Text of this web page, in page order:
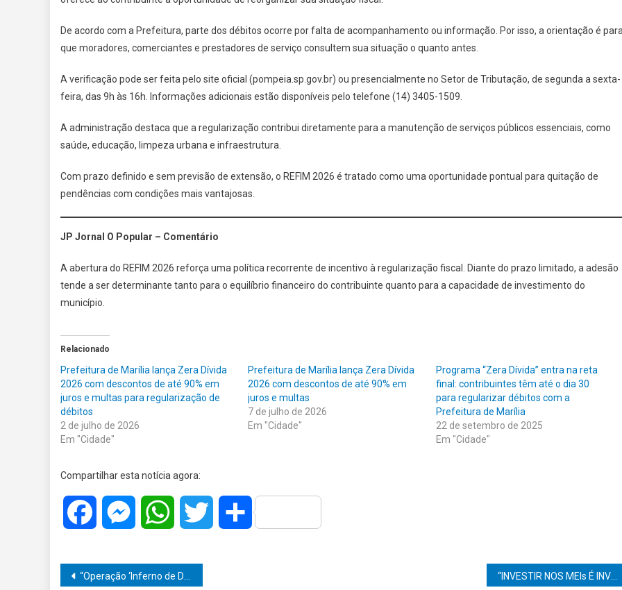
De acordo com a Prefeitura, parte dos débitos ocorre por falta de acompanhamento ou informação. Por isso, a orientação é
que moradores, comerciantes e prestadores de serviço consultem sua situação o quanto antes.
A verificação pode ser feita pelo site oficial (pompeia.sp.gov.br) ou presencialmente no Setor de Tributação, de segunda a sexta-
feira, das 9h às 16h. Informações adicionais estão disponíveis pelo telefone (14) 3405-1509.
A administração destaca que a regularização contribui diretamente para a manutenção de serviços públicos essenciais, como
saúde, educação, limpeza urbana e infraestrutura.
Com prazo definido e sem previsão de extensão, o REFIM 2026 é tratado como uma oportunidade pontual para quitação de
pendências com condições mais vantajosas.
JP Jornal O Popular – Comentário
A abertura do REFIM 2026 reforça uma política recorrente de incentivo à regularização fiscal. Diante do prazo limitado, a adesão
tende a ser determinante tanto para o equilíbrio financeiro do contribuinte quanto para a capacidade de investimento do
município.
Relacionado
Prefeitura de Marília lança Zera Dívida
2026 com descontos de até 90% em
juros e multas para regularização de
débitos
2 de julho de 2026
Em "Cidade"
Prefeitura de Marília lança Zera Dívida
2026 com descontos de até 90% em
juros e multas
7 de julho de 2026
Em "Cidade"
Programa “Zera Dívida” entra na reta
final: contribuintes têm até o dia 30
para regularizar débitos com a
Prefeitura de Marília
22 de setembro de 2025
Em "Cidade"
Compartilhar esta notícia agora:
Facebook MessengerWhatsAppTwitter Share
Navegação
“Operação ‘Inferno de Dante’: Polícia Civil prende 11 por tráfico e lavagem de dinheiro e Justiça bloqueia até R$ 10 milhões em três cidades do interior paulista” “INVESTIR NOS MEIs É INVESTIR NO FUTURO DE MARÍLIA”, DESTACA O SECRETÁRIO VITOR GAZOLA